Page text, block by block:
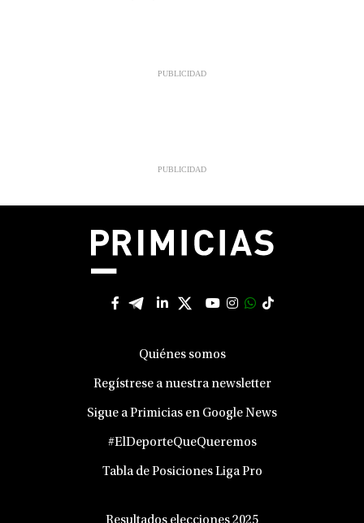
Quiénes somos
Regístrese a nuestra newsletter
Sigue a Primicias en Google News
#ElDeporteQueQueremos
Tabla de Posiciones Liga Pro